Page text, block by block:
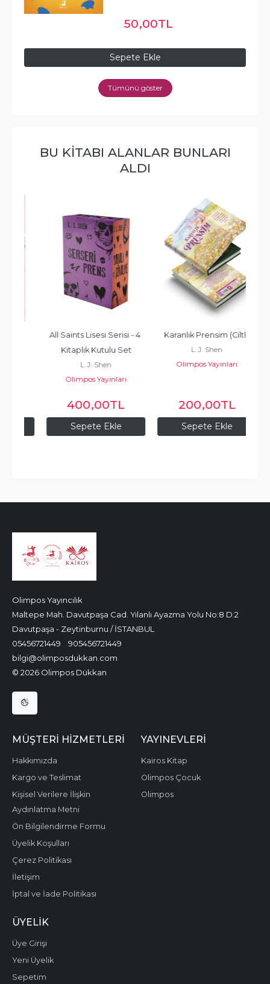
Sepete Ekle
hiç ummadık anlarda ve yerlerde
...Devamı
50,00TL
Tümünü göster
BU KITABI ALANLAR BUNLARI
ALDI
Sepete Ekle
All Saints Lisesi Serisi - 4
Kitaplık Kutulu Set
L.J. Shen
Olimpos Yayınları
400,00TL
Sepete Ekle
Karanlık Prensim (Ciltli)
L.J. Shen
Olimpos Yayınları
200,00TL
Olimpos Yayıncılık
Maltepe Mah. Davutpaşa Cad. Yılanlı Ayazma Yolu No:8 D:2
Davutpaşa - Zeytinburnu / İSTANBUL
05456721449
905456721449
bilgi@olimposdukkan.com
© 2026 Olimpos Dükkan
MÜŞTERI HIZMETLERI
Hakkımızda
Kargo ve Teslimat
Kişisel Verilere İlişkin
Aydınlatma Metni
Ön Bilgilendirme Formu
Üyelik Koşulları
Çerez Politikası
İletişim
İptal ve İade Politikası
YAYINEVLERI
Kairos Kitap
Olimpos Çocuk
Olimpos
ÜYELIK
Üye Girişi
Yeni Üyelik
Sepetim